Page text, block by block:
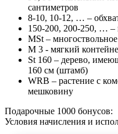
сантиметров
8-10, 10-12, … –
150-200, 200-250, … –
MSt –
М 3 - мягкий
St 160 – дерево,
160 см (штамб)
WRB – растение с
мешковину
Подарочные 1000 бонусов:
Условия начисления и